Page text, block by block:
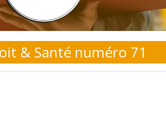
& Santé numéro 71